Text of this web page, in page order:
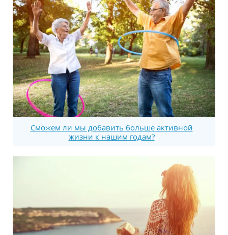
Сможем ли мы добавить больше активной
жизни к нашим годам?